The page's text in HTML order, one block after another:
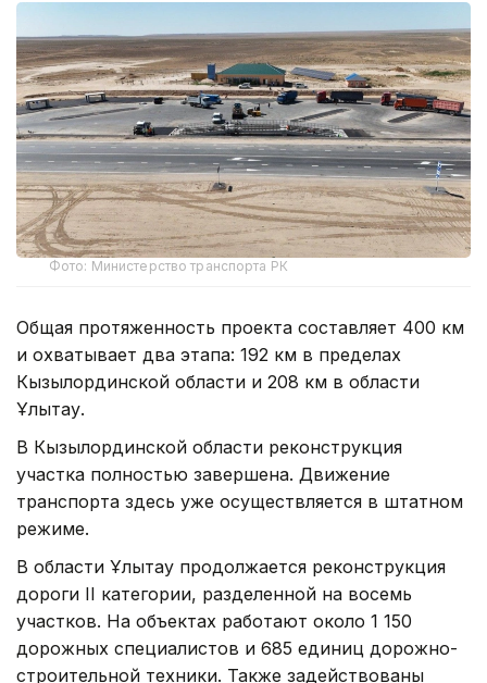
Фото: Министерство транспорта РК
Общая протяженность проекта составляет 400 км
и охватывает два этапа: 192 км в пределах
Кызылординской области и 208 км в области
Ұлытау.
В Кызылординской области реконструкция
участка полностью завершена. Движение
транспорта здесь уже осуществляется в штатном
режиме.
В области Ұлытау продолжается реконструкция
дороги II категории, разделенной на восемь
участков. На объектах работают около 1 150
дорожных специалистов и 685 единиц дорожно-
строительной техники. Также задействованы